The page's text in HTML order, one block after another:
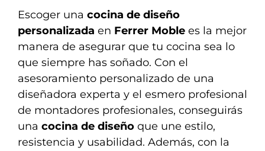
Escoger una cocina de diseño
personalizada en Ferrer Moble es la mejor
manera de asegurar que tu cocina sea lo
que siempre has soñado. Con el
asesoramiento personalizado de una
diseñadora experta y el esmero profesional
de montadores profesionales, conseguirás
una cocina de diseño que une estilo,
resistencia y usabilidad. Además, con la